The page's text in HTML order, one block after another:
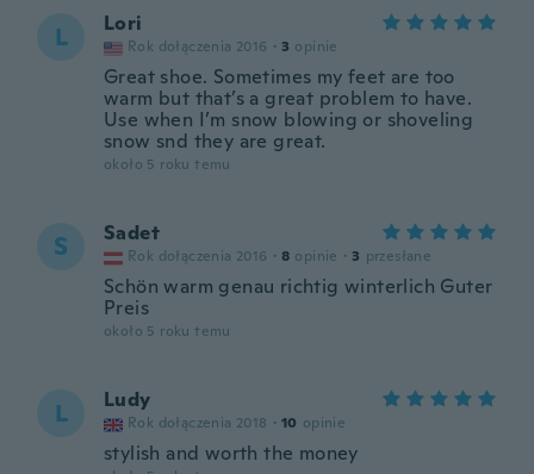
L Lori
Rok dołączenia 2016 · 3 opinie
Great shoe. Sometimes my feet are too
warm but that’s a great problem to have.
Use when I’m snow blowing or shoveling
snow snd they are great.
około 5 roku temu
S Sadet
Rok dołączenia 2016 · 8 opinie · 3 przesłane
Schön warm genau richtig winterlich Guter
Preis
około 5 roku temu
L Ludy
Rok dołączenia 2018 · 10 opinie
stylish and worth the money